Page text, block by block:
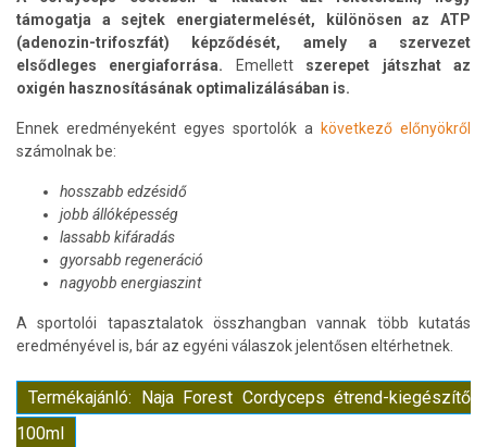
támogatja a sejtek energiatermelését, különösen az ATP
(adenozin-trifoszfát) képződését, amely a szervezet
elsődleges energiaforrása. Emellett szerepet játszhat az
oxigén hasznosításának optimalizálásában is.
Ennek eredményeként egyes sportolók a
következő előnyökről
számolnak be:
hosszabb edzésidő
jobb állóképesség
lassabb kifáradás
gyorsabb regeneráció
nagyobb energiaszint
A sportolói tapasztalatok összhangban vannak több kutatás
eredményével is, bár az egyéni válaszok jelentősen eltérhetnek.
Termékajánló: Naja Forest Cordyceps étrend-kiegészítő
100ml